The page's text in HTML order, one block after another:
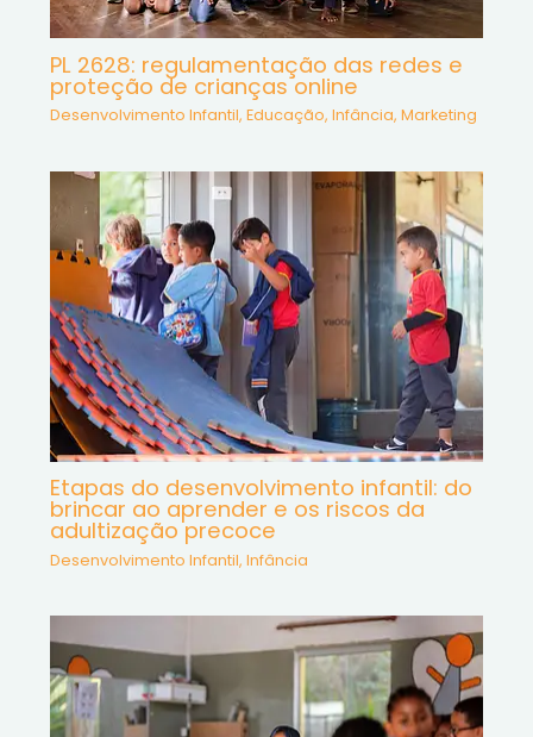
PL 2628: regulamentação das redes e
proteção de crianças online
Desenvolvimento Infantil, Educação, Infância, Marketing
Etapas do desenvolvimento infantil: do
brincar ao aprender e os riscos da
adultização precoce
Desenvolvimento Infantil, Infância